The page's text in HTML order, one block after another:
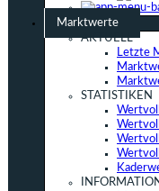
Marktwerte
AKTUELL
Letzte
STATISTIKEN